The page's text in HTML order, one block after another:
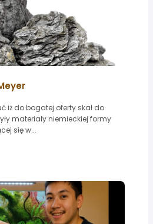
iż do bogatej oferty skał do
materiały niemieckiej formy
się w...